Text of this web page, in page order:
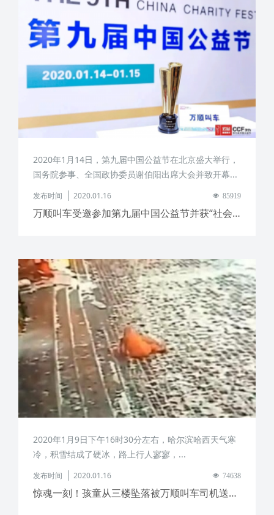
2020年1月14日，第九届中国公益节在北京盛大举行，
国务院参事、全国政协委员谢伯阳出席大会并致开幕...
发布时间 2020.01.16 85919
万顺叫车受邀参加第九届中国公益节并获“社会责任行业典范”奖
2020年1月9日下午16时30分左右，哈尔滨哈西天气寒
冷，积雪结成了硬冰，路上行人寥寥，...
发布时间 2020.01.16 74638
惊魂一刻！孩童从三楼坠落被万顺叫车司机送往医院